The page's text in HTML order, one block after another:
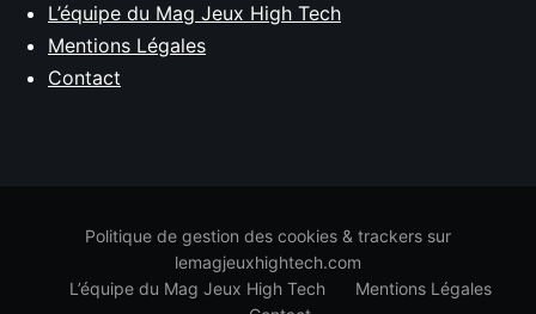
L’équipe du Mag Jeux High Tech
Mentions Légales
Contact
Politique de gestion des cookies & trackers sur
lemagjeuxhightech.com
L’équipe du Mag Jeux High Tech
Mentions Légales